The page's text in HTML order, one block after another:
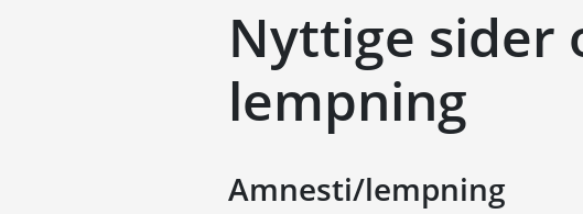
Nyttige sider
lempning
Amnesti/lempning